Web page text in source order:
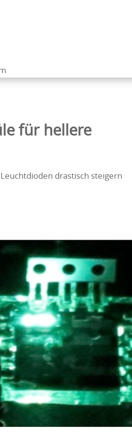
für hellere
drastisch steigern